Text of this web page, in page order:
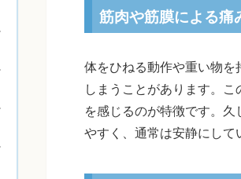
筋肉や筋膜による痛
体をひねる動作や重い物
しまうことがあります。
を感じるのが特徴です。
やすく、通常は安静にし